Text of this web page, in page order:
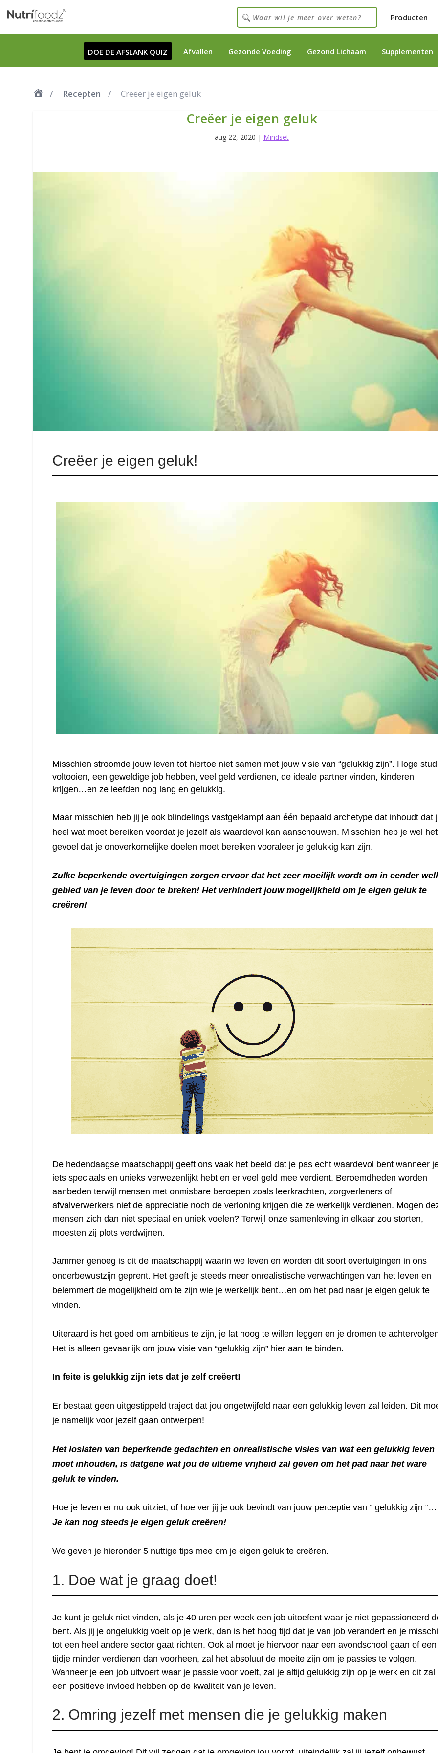
Producten
DOE DE AFSLANK QUIZ Afvallen Gezonde Voeding Gezond Lichaam Supplementen
Recepten Creëer je eigen geluk
Creëer je eigen geluk
aug 22, 2020 | Mindset
Creëer je eigen geluk!
Misschien stroomde jouw leven tot hiertoe niet samen met jouw visie van “gelukkig zijn”. Hoge
voltooien, een geweldige job hebben, veel geld verdienen, de ideale partner vinden, kinderen
krijgen…en ze leefden nog lang en gelukkig.
Maar misschien heb jij je ook blindelings vastgeklampt aan één bepaald archetype dat inhoudt dat
heel wat moet bereiken voordat je jezelf als waardevol kan aanschouwen. Misschien heb je wel het
gevoel dat je onoverkomelijke doelen moet bereiken vooraleer je gelukkig kan zijn.
Zulke beperkende overtuigingen zorgen ervoor dat het zeer moeilijk wordt om in eender
gebied van je leven door te breken! Het verhindert jouw mogelijkheid om je eigen geluk te
creëren!
De hedendaagse maatschappij geeft ons vaak het beeld dat je pas echt waardevol bent wanneer
iets speciaals en unieks verwezenlijkt hebt en er veel geld mee verdient. Beroemdheden worden
aanbeden terwijl mensen met onmisbare beroepen zoals leerkrachten, zorgverleners of
afvalverwerkers niet de appreciatie noch de verloning krijgen die ze werkelijk verdienen. Mogen
mensen zich dan niet speciaal en uniek voelen? Terwijl onze samenleving in elkaar zou storten,
moesten zij plots verdwijnen.
Jammer genoeg is dit de maatschappij waarin we leven en worden dit soort overtuigingen in ons
onderbewustzijn geprent. Het geeft je steeds meer onrealistische verwachtingen van het leven en
belemmert de mogelijkheid om te zijn wie je werkelijk bent…en om het pad naar je eigen geluk te
vinden.
Uiteraard is het goed om ambitieus te zijn, je lat hoog te willen leggen en je dromen te
Het is alleen gevaarlijk om jouw visie van “gelukkig zijn” hier aan te binden.
In feite is gelukkig zijn iets dat je zelf creëert!
Er bestaat geen uitgestippeld traject dat jou ongetwijfeld naar een gelukkig leven zal leiden. Dit
je namelijk voor jezelf gaan ontwerpen!
Het loslaten van beperkende gedachten en onrealistische visies van wat een gelukkig leven
moet inhouden, is datgene wat jou de ultieme vrijheid zal geven om het pad naar het ware
geluk te vinden.
Hoe je leven er nu ook uitziet, of hoe ver jij je ook bevindt van jouw perceptie van “ gelukkig zijn “…
Je kan nog steeds je eigen geluk creëren!
We geven je hieronder 5 nuttige tips mee om je eigen geluk te creëren.
1. Doe wat je graag doet!
Je kunt je geluk niet vinden, als je 40 uren per week een job uitoefent waar je niet gepassioneerd
bent. Als jij je ongelukkig voelt op je werk, dan is het hoog tijd dat je van job verandert en je
tot een heel andere sector gaat richten. Ook al moet je hiervoor naar een avondschool gaan of een
tijdje minder verdienen dan voorheen, zal het absoluut de moeite zijn om je passies te volgen.
Wanneer je een job uitvoert waar je passie voor voelt, zal je altijd gelukkig zijn op je werk en dit zal
een positieve invloed hebben op de kwaliteit van je leven.
2. Omring jezelf met mensen die je gelukkig maken